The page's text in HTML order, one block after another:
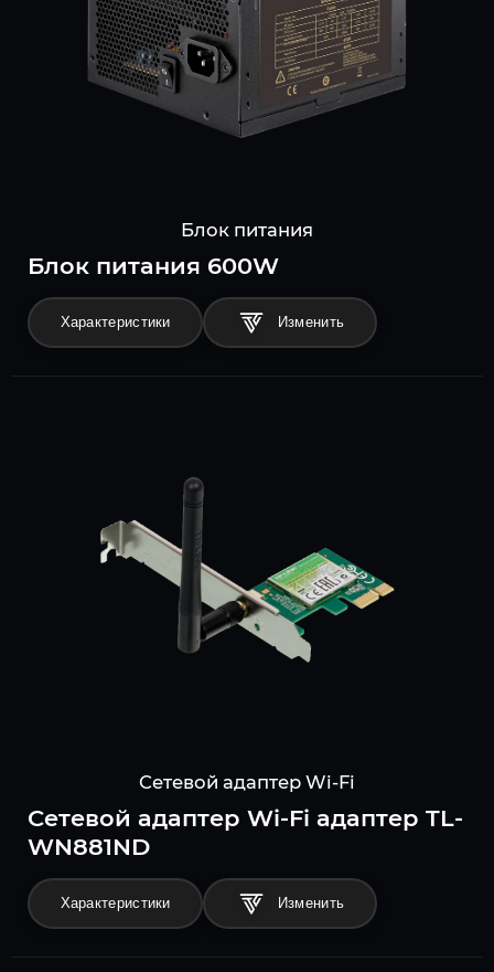
Блок питания
Блок питания 600W
Характеристики
Сетевой адаптер Wi-Fi
Сетевой адаптер Wi-Fi адаптер TL-
WN881ND
Характеристики